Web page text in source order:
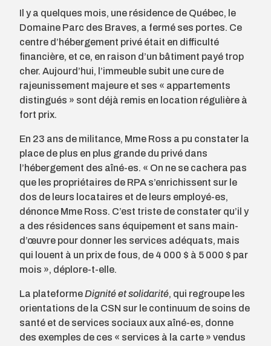
Il y a quelques mois, une résidence de Québec, le
Domaine Parc des Braves, a fermé ses portes. Ce
centre d’hébergement privé était en difficulté
financière, et ce, en raison d’un bâtiment payé trop
cher. Aujourd’hui, l’immeuble subit une cure de
rajeunissement majeure et ses « appartements
distingués » sont déjà remis en location régulière à
fort prix.
En 23 ans de militance, Mme Ross a pu constater la
place de plus en plus grande du privé dans
l’hébergement des aîné-es. « On ne se cachera pas
que les propriétaires de RPA s’enrichissent sur le
dos de leurs locataires et de leurs employé-es,
dénonce Mme Ross. C’est triste de constater qu’il y
a des résidences sans équipement et sans main-
d’œuvre pour donner les services adéquats, mais
qui louent à un prix de fous, de 4 000 $ à 5 000 $ par
mois », déplore-t-elle.
La plateformeDignité et solidarité, qui regroupe les
orientations de la CSN sur le continuum de soins de
santé et de services sociaux aux aîné-es, donne
des exemples de ces « services à la carte » vendus